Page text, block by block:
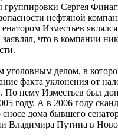
группировки Сергея
нефтяной
Изместьев
заявлял, что в компании
делом, в
факта уклонения от
По нему Изместьев был
году. А в 2006 году
дома бывшего
Владимира Путина в